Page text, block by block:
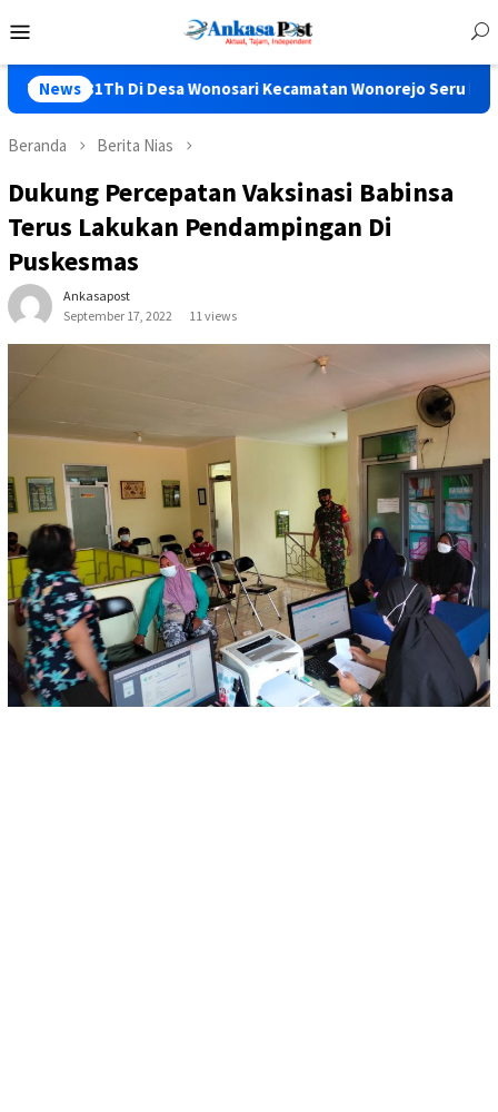
ke
Mobile
News
Desa Wonosari Kecamatan Wonorejo Seru Bos…..
Beranda Berita Nias
Dukung Percepatan Vaksinasi Babinsa
Terus Lakukan Pendampingan Di
Puskesmas
Ankasapost
September 17, 2022
11 views